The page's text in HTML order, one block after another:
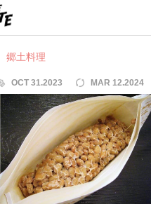
郷土料理
OCT 31.2023 MAR 12.2024